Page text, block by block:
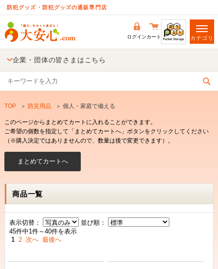
防犯グッズ・防犯グッズの通販専門店
ログインカート カテゴリ
企業・団体の皆さまはこちら
TOP 防災用品 個人・家庭で備える
このページからまとめてカートに入れることができます。
ご希望の個数を指定して「まとめてカートへ」ボタンをクリックしてください
（※購入決定ではありませんので、数量は後で変更できます）。
表示切替：
並び順：
45件中1件～40件を表示
1 2 次へ 最後へ
商品一覧